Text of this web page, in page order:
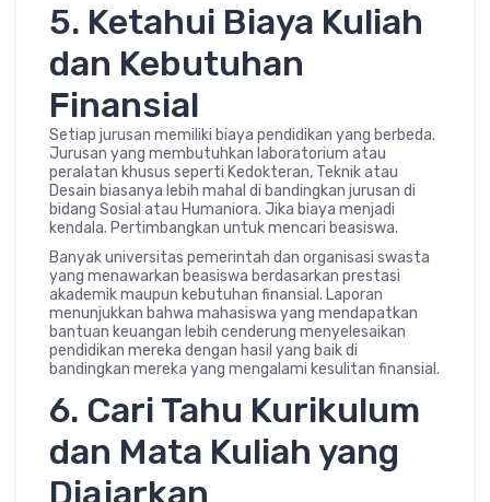
5. Ketahui Biaya Kuliah
dan Kebutuhan
Finansial
Setiap jurusan memiliki biaya pendidikan yang berbeda.
Jurusan yang membutuhkan laboratorium atau
peralatan khusus seperti Kedokteran, Teknik atau
Desain biasanya lebih mahal di bandingkan jurusan di
bidang Sosial atau Humaniora. Jika biaya menjadi
kendala. Pertimbangkan untuk mencari beasiswa.
Banyak universitas pemerintah dan organisasi swasta
yang menawarkan beasiswa berdasarkan prestasi
akademik maupun kebutuhan finansial. Laporan
menunjukkan bahwa mahasiswa yang mendapatkan
bantuan keuangan lebih cenderung menyelesaikan
pendidikan mereka dengan hasil yang baik di
bandingkan mereka yang mengalami kesulitan finansial.
6. Cari Tahu Kurikulum
dan Mata Kuliah yang
Diajarkan